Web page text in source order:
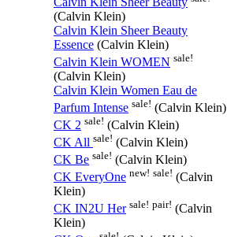
(Calvin Klein)
Calvin Klein Sheer Beauty
Essence (Calvin Klein)
Calvin Klein WOMEN sale!
(Calvin Klein)
Calvin Klein Women Eau de
Parfum Intense sale! (Calvin Klein)
CK 2 sale! (Calvin Klein)
CK All sale! (Calvin Klein)
CK Be sale! (Calvin Klein)
CK EveryOne new! sale! (Calvin
Klein)
CK IN2U Her sale! pair! (Calvin
Klein)